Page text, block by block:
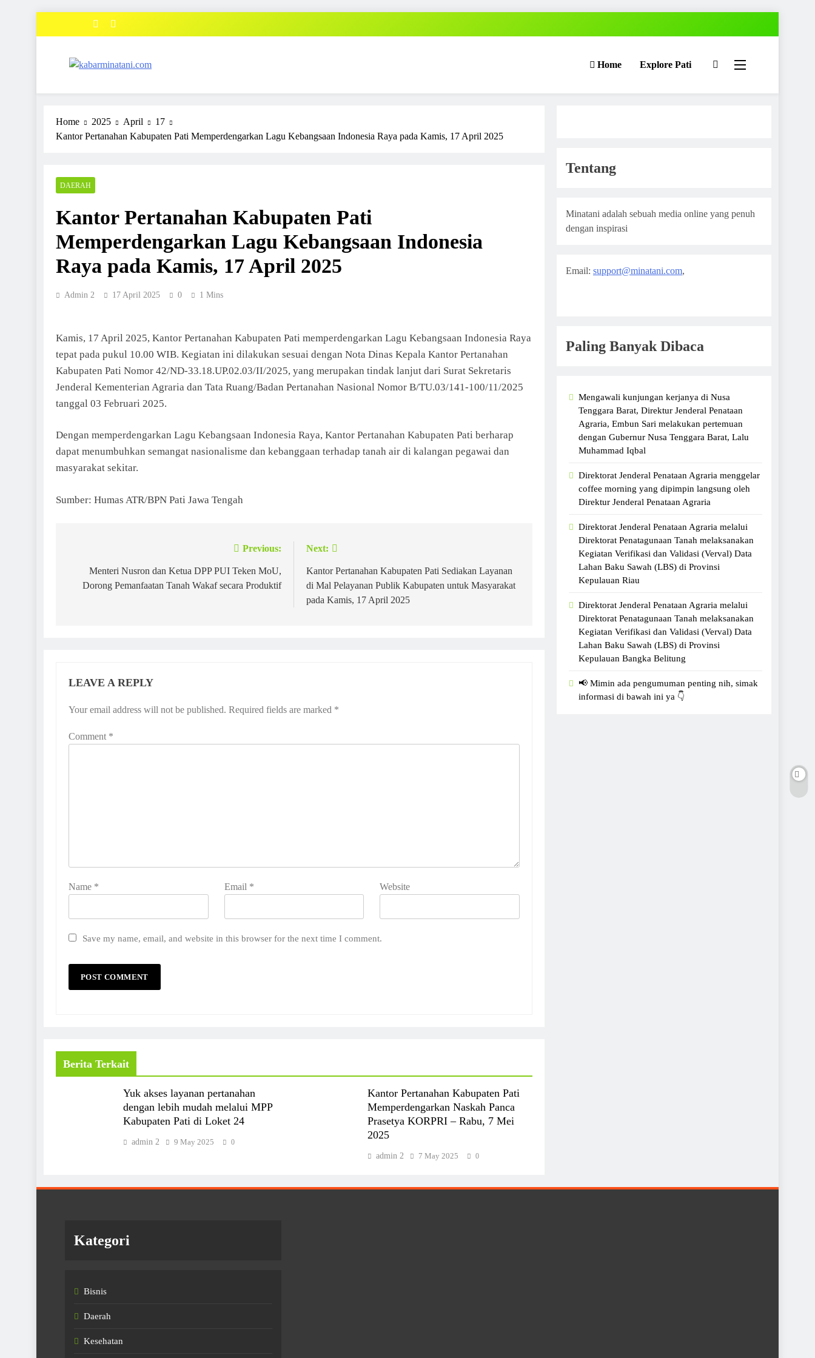
Home Explore Pati
Home 2025 April
17
Kantor Pertanahan Kabupaten Pati Memperdengarkan Lagu Kebangsaan Indonesia Raya pada Kamis, 17 April 2025
DAERAH
Kantor Pertanahan Kabupaten Pati
Memperdengarkan Lagu Kebangsaan Indonesia
Raya pada Kamis, 17 April 2025
Admin 2 17 April 2025 0 1 Mins
Kamis, 17 April 2025, Kantor Pertanahan Kabupaten Pati memperdengarkan Lagu Kebangsaan Indonesia Raya
tepat pada pukul 10.00 WIB. Kegiatan ini dilakukan sesuai dengan Nota Dinas Kepala Kantor Pertanahan
Kabupaten Pati Nomor 42/ND-33.18.UP.02.03/II/2025, yang merupakan tindak lanjut dari Surat Sekretaris
Jenderal Kementerian Agraria dan Tata Ruang/Badan Pertanahan Nasional Nomor B/TU.03/141-100/11/2025
tanggal 03 Februari 2025.
​Dengan memperdengarkan Lagu Kebangsaan Indonesia Raya, Kantor Pertanahan Kabupaten Pati berharap
dapat menumbuhkan semangat nasionalisme dan kebanggaan terhadap tanah air di kalangan pegawai dan
masyarakat sekitar.
Sumber: Humas ATR/BPN Pati Jawa Tengah
navigation
Previous:
Menteri Nusron dan Ketua DPP PUI Teken MoU,
Dorong Pemanfaatan Tanah Wakaf secara Produktif
Next:
Kantor Pertanahan Kabupaten Pati Sediakan Layanan
di Mal Pelayanan Publik Kabupaten untuk Masyarakat
pada Kamis, 17 April 2025
LEAVE A REPLY
Your email address will not be published. Required fields are marked *
Comment *
Name * Email * Website
Save my name, email, and website in this browser for the next time I comment.
Berita Terkait
Yuk akses layanan pertanahan
dengan lebih mudah melalui MPP
Kabupaten Pati di Loket 24
admin 2 9 May 2025 0
Kantor Pertanahan Kabupaten Pati
Memperdengarkan Naskah Panca
Prasetya KORPRI – Rabu, 7 Mei
2025
admin 2 7 May 2025 0
Tentang
Minatani adalah sebuah media online yang penuh
dengan inspirasi
Email: support@minatani.com,
Paling Banyak Dibaca
Mengawali kunjungan kerjanya di Nusa
Tenggara Barat, Direktur Jenderal Penataan
Agraria, Embun Sari melakukan pertemuan
dengan Gubernur Nusa Tenggara Barat, Lalu
Muhammad Iqbal
Direktorat Jenderal Penataan Agraria menggelar
coffee morning yang dipimpin langsung oleh
Direktur Jenderal Penataan Agraria
Direktorat Jenderal Penataan Agraria melalui
Direktorat Penatagunaan Tanah melaksanakan
Kegiatan Verifikasi dan Validasi (Verval) Data
Lahan Baku Sawah (LBS) di Provinsi
Kepulauan Riau
Direktorat Jenderal Penataan Agraria melalui
Direktorat Penatagunaan Tanah melaksanakan
Kegiatan Verifikasi dan Validasi (Verval) Data
Lahan Baku Sawah (LBS) di Provinsi
Kepulauan Bangka Belitung
📢 Mimin ada pengumuman penting nih, simak
informasi di bawah ini ya 👇
Kategori
Bisnis
Daerah
Kesehatan